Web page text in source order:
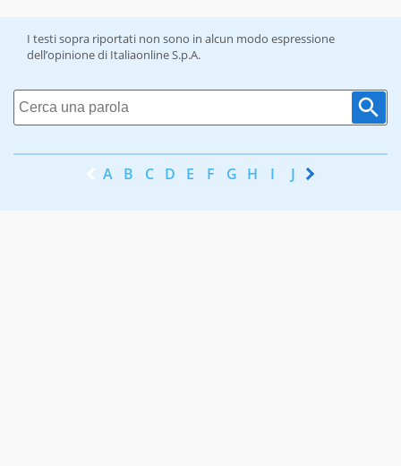
I testi sopra riportati non sono in alcun modo espressione
dell’opinione di Italiaonline S.p.A.
A B C D E F G H I J K